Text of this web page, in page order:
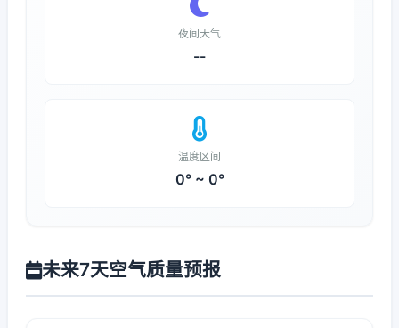
夜间天气
--
温度区间
0° ~ 0°
未来7天空气质量预报